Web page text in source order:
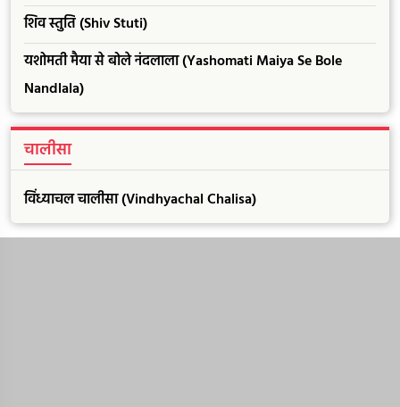
शिव स्तुति (Shiv Stuti)
यशोमती मैया से बोले नंदलाला (Yashomati Maiya Se Bole
Nandlala)
चालीसा
विंध्याचल चालीसा (Vindhyachal Chalisa)